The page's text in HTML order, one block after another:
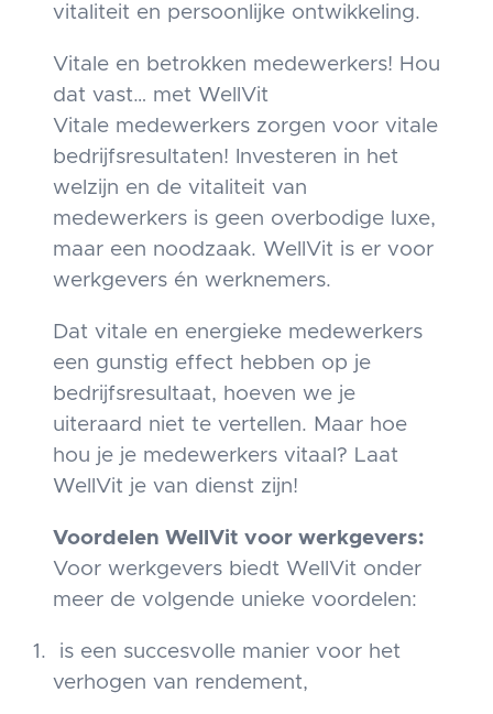
vitaliteit en persoonlijke ontwikkeling.
Vitale en betrokken medewerkers! Hou
dat vast… met WellVit
Vitale medewerkers zorgen voor vitale
bedrijfsresultaten! Investeren in het
welzijn en de vitaliteit van
medewerkers is geen overbodige luxe,
maar een noodzaak. WellVit is er voor
werkgevers én werknemers.
Dat vitale en energieke medewerkers
een gunstig effect hebben op je
bedrijfsresultaat, hoeven we je
uiteraard niet te vertellen. Maar hoe
hou je je medewerkers vitaal? Laat
WellVit je van dienst zijn!
Voordelen WellVit voor werkgevers:
Voor werkgevers biedt WellVit onder
meer de volgende unieke voordelen:
is een succesvolle manier voor het
verhogen van rendement,